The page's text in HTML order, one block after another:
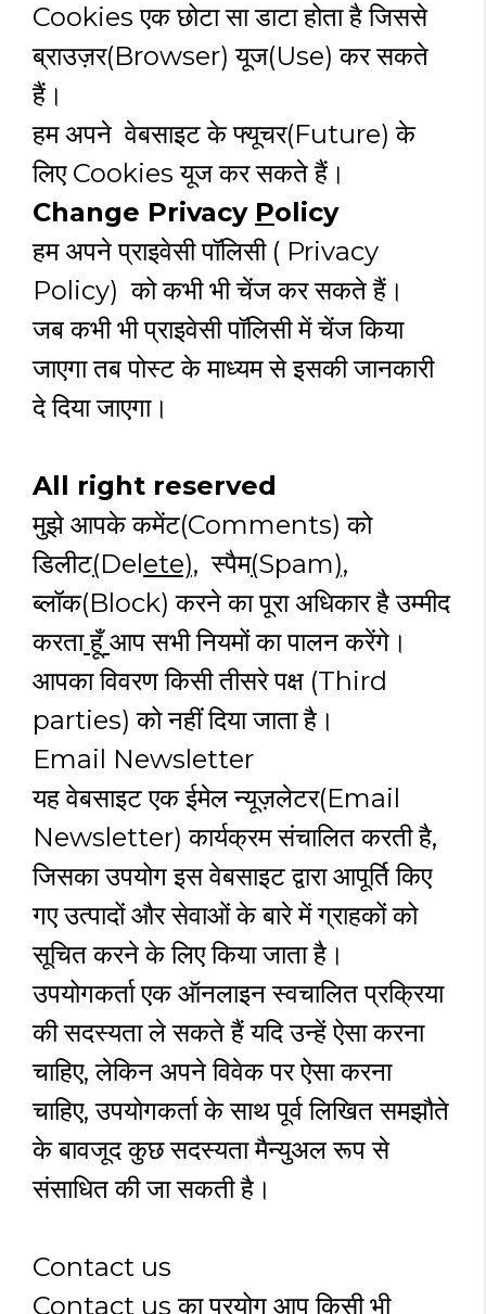
Cookies एक छोटा सा डाटा होता है जिससे
ब्राउज़र(Browser) यूज(Use) कर सकते
हैं।
हम अपने वेबसाइट के फ्यूचर(Future) के
लिए Cookies यूज कर सकते हैं।
Change Privacy Policy
हम अपने प्राइवेसी पॉलिसी ( Privacy
Policy) को कभी भी चेंज कर सकते हैं।
जब कभी भी प्राइवेसी पॉलिसी में चेंज किया
जाएगा तब पोस्ट के माध्यम से इसकी जानकारी
दे दिया जाएगा।
All right reserved
मुझे आपके कमेंट(Comments) को
डिलीट(Delete), स्पैम(Spam),
ब्लॉक(Block) करने का पूरा अधिकार है उम्मीद
करता हूँ आप सभी नियमों का पालन करेंगे।
आपका विवरण किसी तीसरे पक्ष (Third
parties) को नहीं दिया जाता है।
Email Newsletter
यह वेबसाइट एक ईमेल न्यूज़लेटर(Email
Newsletter) कार्यक्रम संचालित करती है,
जिसका उपयोग इस वेबसाइट द्वारा आपूर्ति किए
गए उत्पादों और सेवाओं के बारे में ग्राहकों को
सूचित करने के लिए किया जाता है।
उपयोगकर्ता एक ऑनलाइन स्वचालित प्रक्रिया
की सदस्यता ले सकते हैं यदि उन्हें ऐसा करना
चाहिए, लेकिन अपने विवेक पर ऐसा करना
चाहिए, उपयोगकर्ता के साथ पूर्व लिखित समझौते
के बावजूद कुछ सदस्यता मैन्युअल रूप से
संसाधित की जा सकती है।
Contact us
Contact us का प्रयोग आप किसी भी